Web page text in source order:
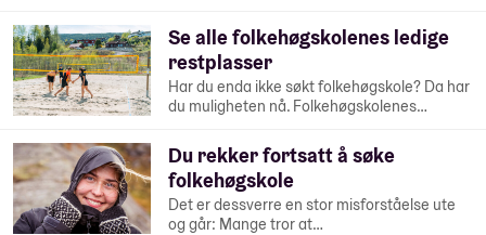
Se alle folkehøgskolenes ledige
restplasser
Har du enda ikke søkt folkehøgskole? Da har
du muligheten nå. Folkehøgskolenes…
Du rekker fortsatt å søke
folkehøgskole
Det er dessverre en stor misforståelse ute
og går: Mange tror at…